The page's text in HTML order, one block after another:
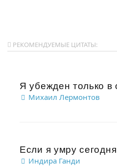
РЕКОМЕНДУЕМЫЕ ЦИТАТЫ:
Я убежден только
Михаил Лермонтов
Если я умру
Индира Ганди